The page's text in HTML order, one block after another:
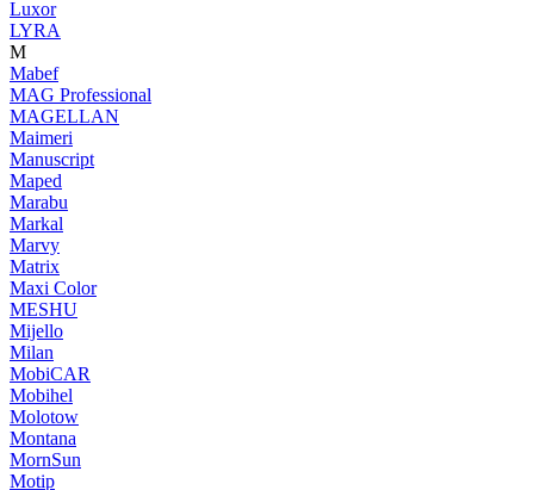
Luxor
LYRA
M
Mabef
MAG Professional
MAGELLAN
Maimeri
Manuscript
Maped
Marabu
Markal
Marvy
Matrix
Maxi Color
MESHU
Mijello
Milan
MobiCAR
Mobihel
Molotow
Montana
MornSun
Motip